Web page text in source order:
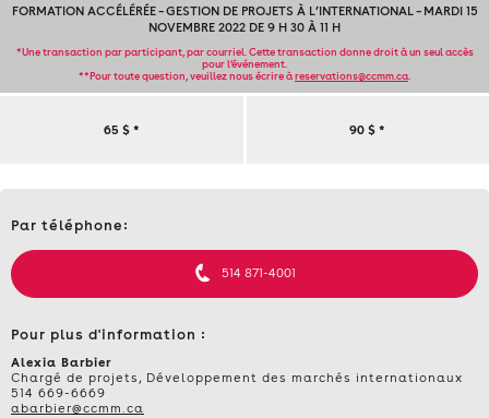
FORMATION ACCÉLÉRÉE – GESTION DE PROJETS À L’INTERNATIONAL – MARDI 15
NOVEMBRE 2022 DE 9 H 30 À 11 H
*Une transaction par participant, par courriel. Cette transaction donne droit à un seul accès
pour l’événement.
**Pour toute question, veuillez nous écrire àreservations@ccmm.ca
FORMATION
–
PROJETS
À
65 $ * 90 $ *
etPar téléphone:
514 871-4001
Pour plus d'information :
Alexia Barbier
Chargé de projets, Développement des marchés internationaux
514 669-6669
abarbier@ccmm.ca